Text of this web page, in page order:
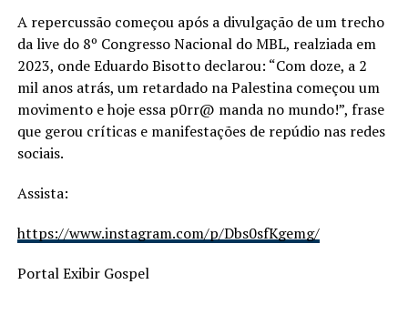
A repercussão começou após a divulgação de um trecho
da live do 8º Congresso Nacional do MBL, realziada em
2023, onde Eduardo Bisotto declarou: “Com doze, a 2
mil anos atrás, um retardado na Palestina começou um
movimento e hoje essa p0rr@ manda no mundo!”, frase
que gerou críticas e manifestações de repúdio nas redes
sociais.
Assista:
https://www.instagram.com/p/Dbs0sfKgemg/
Portal Exibir Gospel